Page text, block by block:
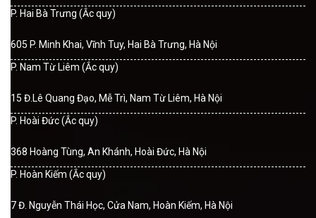
P. Hai Bà Trưng (Ắc quy)
605 P. Minh Khai, Vĩnh Tuy, Hai Bà Trưng, Hà Nội
P. Nam Từ Liêm (Ắc quy)
15 Đ.Lê Quang Đạo, Mễ Trì, Nam Từ Liêm, Hà Nội
P. Hoài Đức (Ắc quy)
368 Hoàng Tùng, An Khánh, Hoài Đức, Hà Nội
P. Hoàn Kiếm (Ắc quy)
7 Đ. Nguyễn Thái Học, Cửa Nam, Hoàn Kiếm, Hà Nội